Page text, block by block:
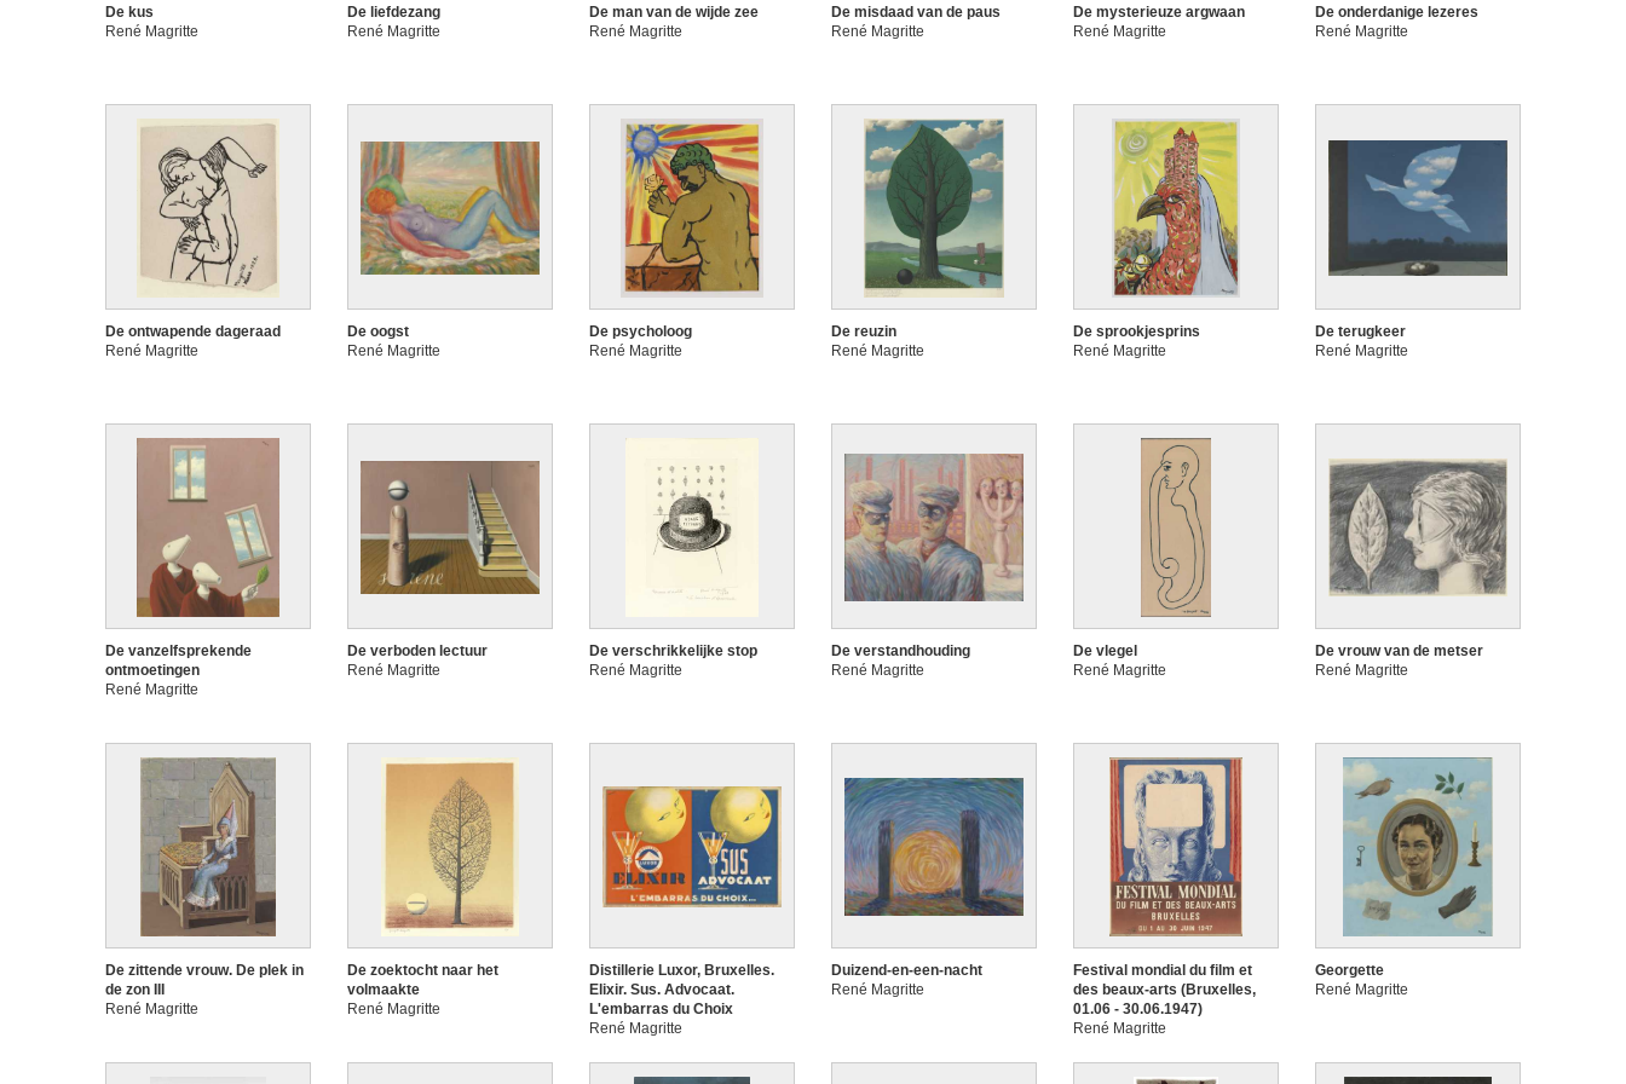
De kus
René Magritte
De liefdezang
René Magritte
De man van de wijde zee
René Magritte
De misdaad van de paus
René Magritte
De mysterieuze argwaan
René Magritte
De onderdanige lezeres
René Magritte
De ontwapende dageraad
René Magritte
De oogst
René Magritte
De psycholoog
René Magritte
De reuzin
René Magritte
De sprookjesprins
René Magritte
De terugkeer
René Magritte
De vanzelfsprekende
ontmoetingen
René Magritte
De verboden lectuur
René Magritte
De verschrikkelijke stop
René Magritte
De verstandhouding
René Magritte
De vlegel
René Magritte
De vrouw van de metser
René Magritte
De zittende vrouw. De plek in
de zon III
René Magritte
De zoektocht naar het
volmaakte
René Magritte
Distillerie Luxor, Bruxelles.
Elixir. Sus. Advocaat.
L'embarras du Choix
René Magritte
Duizend-en-een-nacht
René Magritte
Festival mondial du film et
des beaux-arts (Bruxelles,
01.06 - 30.06.1947)
René Magritte
Georgette
René Magritte